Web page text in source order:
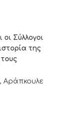
Σύλλογοι
της
Αράπκουλε